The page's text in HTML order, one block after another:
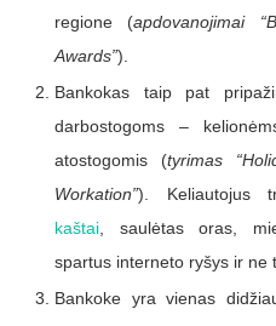
regione (apdovanojimai
Awards”).
Bankokas taip pat
darbostogoms –
atostogomis (tyrimas
Workation”). Keliautojus
kaštai , saulėtas oras,
spartus interneto ryšys ir ne
Bankoke yra vienas